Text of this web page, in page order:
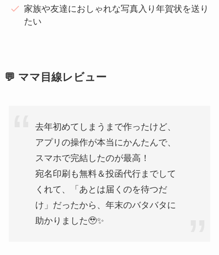
家族や友達におしゃれな写真入り年賀状を送り
たい
💬 ママ目線レビュー
去年初めてしまうまで作ったけど、
アプリの操作が本当にかんたんで、
スマホで完結したのが最高！
宛名印刷も無料＆投函代行までして
くれて、「あとは届くのを待つだ
け」だったから、年末のバタバタに
助かりました🥹✨